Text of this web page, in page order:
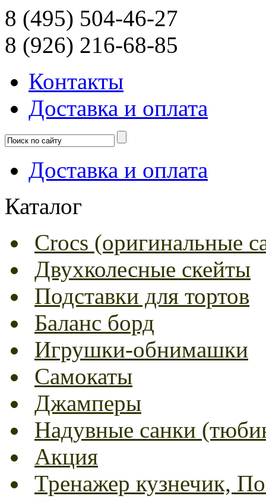
8 (495) 504-46-27
8 (926) 216-68-85
Контакты
Доcтавка и оплата
Доcтавка и оплата
Каталог
Crocs (оригинальные
Двухколесные скейты
Подставки для тортов
Баланс борд
Игрушки-обнимашки
Самокаты
Джамперы
Надувные санки
Акция
Тренажер кузнечик,